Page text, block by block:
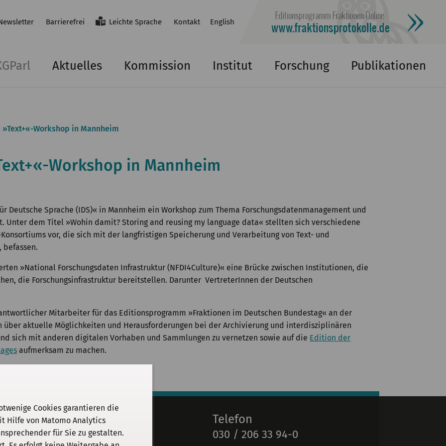
Barrierefrei Leichte Sprache Kontakt English
Aktuelles Kommission Institut Forschung Publikationen
Workshop in Mannheim
Workshop in Mannheim
Deutsche Sprache (IDS)« in Mannheim ein Workshop zum Thema Forschungsdatenmanagement und
Unter dem Titel »Wohin damit? Storing and reusing my language data« stellten sich verschiedene
vor, die sich mit der langfristigen Speicherung und Verarbeitung von Text- und
»National Forschungsdaten Infrastruktur (NFDI4Culture)« eine Brücke zwischen Institutionen, die
die Forschungsinfrastruktur bereitstellen. Darunter VertreterInnen der Deutschen
Mitarbeiter für das Editionsprogramm »Fraktionen im Deutschen Bundestag« an der
über aktuelle Möglichkeiten und Herausforderungen bei der Archivierung und interdisziplinären
sich mit anderen digitalen Vorhaben und Sammlungen zu vernetzen sowie auf die Edition der
aufmerksam zu machen.
E-Mail
info@kgparl.de
Telefon
030 / 206 33 94-0
Cookies garantieren die
Hilfe von Matomo Analytics
für Sie zu gestalten.